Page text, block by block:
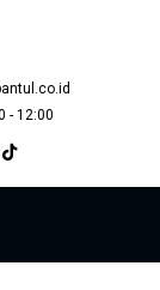
- 12:00